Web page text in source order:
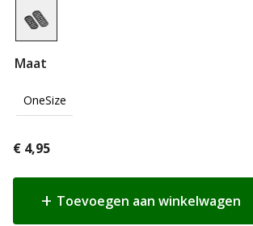
Maat
OneSize
€ 4,95
Toevoegen aan winkelwagen